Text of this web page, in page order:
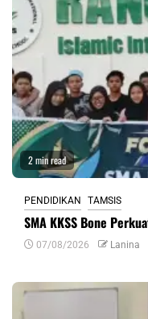
2 min read
PENDIDIKAN TAMSIS
SMA KKSS Bone
07/08/2026 Lanina